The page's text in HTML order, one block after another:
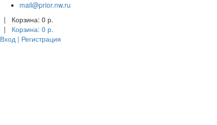
mail@prior.nw.ru
| Корзина: 0 р.
| Корзина: 0 р.
Вход | Регистрация